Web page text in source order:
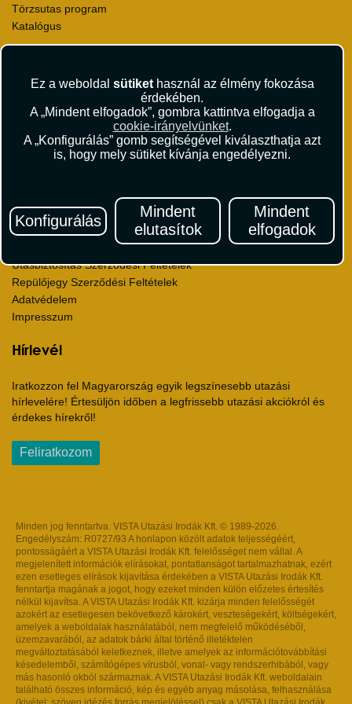
Ez a weboldal sütikethasznál az élmény fokozása
érdekében.
A „Mindent elfogadok”, gombra kattintva elfogadja a
cookie-irányelvünket.
A „Konfigurálás” gomb segítségével kiválaszthatja azt
is, hogy mely sütiket kívánja engedélyezni.
Konfigurálás
Mindent
elutasítok
Mindent
elfogadok
Törzsutas program
Katalógus
Kapcsolat
Sajtószoba
Karrier
Pályázatok
Környezettudatosság
Utazási Csomag Szerződési Feltételek
Útlemondás-biztosítás Szerződési Feltételek
Utasbiztosítás Szerződési Feltételek
Repülőjegy Szerződési Feltételek
Adatvédelem
Impresszum
Hírlevél
Iratkozzon fel Magyarország egyik legszínesebb utazási
hírlevelére! Értesüljön időben a legfrissebb utazási akciókról és
érdekes hírekről!
Feliratkozom
Minden jog fenntartva. VISTA Utazási Irodák Kft. © 1989-2026.
Engedélyszám: R0727/93 A honlapon közölt adatok teljességéért,
pontosságáért a VISTA Utazási Irodák Kft. felelősséget nem vállal. A
megjelenített információk elírásokat, pontatlanságot tartalmazhatnak, ezért
ezen esetleges elírások kijavítása érdekében a VISTA Utazási Irodák Kft.
fenntartja magának a jogot, hogy ezeket minden külön előzetes értesítés
nélkül kijavítsa. A VISTA Utazási Irodák Kft. kizárja minden felelősségét
azokért az esetlegesen bekövetkező károkért, veszteségekért, költségekért,
amelyek a weboldalak használatából, nem megfelelő működéséből,
üzemzavarából, az adatok bárki által történő illetéktelen
megváltoztatásából keletkeznek, illetve amelyek az információtovábbítási
késedelemből, számítógépes vírusból, vonal- vagy rendszerhibából, vagy
más hasonló okból származnak. A VISTA Utazási Irodák Kft. weboldalain
található összes információ, kép és egyéb anyag másolása, felhasználása